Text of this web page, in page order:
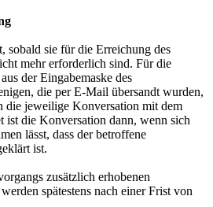
sobald sie für die Erreichung des
mehr erforderlich sind. Für die
der Eingabemaske des
die per E-Mail übersandt wurden,
die jeweilige Konversation mit dem
ist die Konversation dann, wenn sich
lässt, dass der betroffene
ist.
zusätzlich erhobenen
spätestens nach einer Frist von